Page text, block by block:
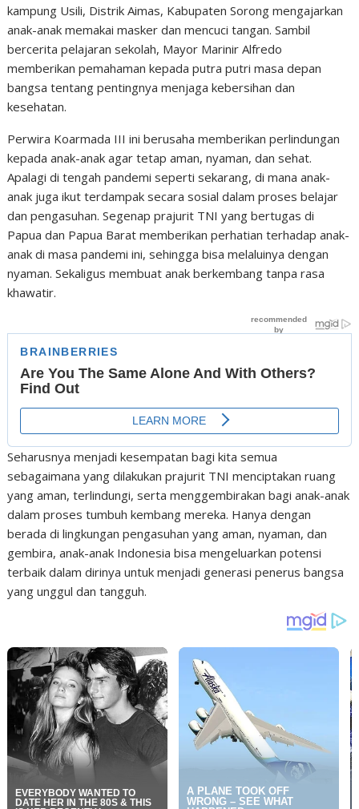
kampung Usili, Distrik Aimas, Kabupaten Sorong mengajarkan
anak-anak memakai masker dan mencuci tangan. Sambil
bercerita pelajaran sekolah, Mayor Marinir Alfredo
memberikan pemahaman kepada putra putri masa depan
bangsa tentang pentingnya menjaga kebersihan dan
kesehatan.
Perwira Koarmada III ini berusaha memberikan perlindungan
kepada anak-anak agar tetap aman, nyaman, dan sehat.
Apalagi di tengah pandemi seperti sekarang, di mana anak-
anak juga ikut terdampak secara sosial dalam proses belajar
dan pengasuhan. Segenap prajurit TNI yang bertugas di
Papua dan Papua Barat memberikan perhatian terhadap anak-
anak di masa pandemi ini, sehingga bisa melaluinya dengan
nyaman. Sekaligus membuat anak berkembang tanpa rasa
khawatir.
Seharusnya menjadi kesempatan bagi kita semua
sebagaimana yang dilakukan prajurit TNI menciptakan ruang
yang aman, terlindungi, serta menggembirakan bagi anak-anak
dalam proses tumbuh kembang mereka. Hanya dengan
berada di lingkungan pengasuhan yang aman, nyaman, dan
gembira, anak-anak Indonesia bisa mengeluarkan potensi
terbaik dalam dirinya untuk menjadi generasi penerus bangsa
yang unggul dan tangguh.